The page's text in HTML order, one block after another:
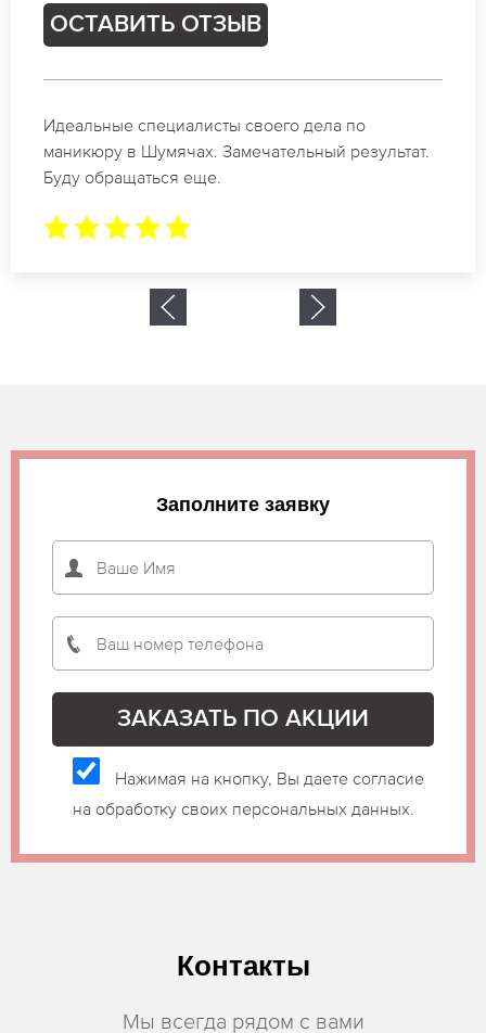
ОСТАВИТЬ ОТЗЫВ
Спасибо огромное. Заказывала маникюр на день
рождение в Шумячах. За 1.5 часа все было
готово.
Заполните заявку
Нажимая на кнопку, Вы даете согласие
на обработку своих персональных данных.
Контакты
Мы всегда рядом с вами